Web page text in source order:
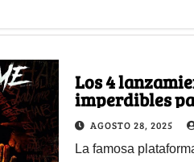
Los 4
imperdibles
semana:
AGOSTO 28, 2025
La famosa